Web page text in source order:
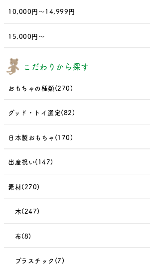
10,000円～14,999円
15,000円～
こだわりから探す
おもちゃの種類(270)
グッド・トイ選定(82)
日本製おもちゃ(170)
出産祝い(147)
素材(270)
木(247)
布(8)
プラスチック(7)